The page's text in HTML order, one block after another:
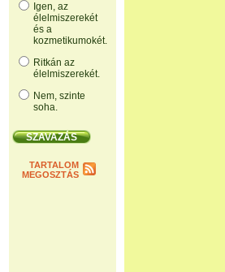
Igen, az
élelmiszerekét
és a
kozmetikumokét.
Ritkán az
élelmiszerekét.
Nem, szinte
soha.
TARTALOM
MEGOSZTÁS